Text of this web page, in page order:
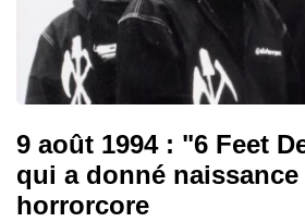
9 août 1994 : "6 Feet
qui a donné naissance
horrorcore